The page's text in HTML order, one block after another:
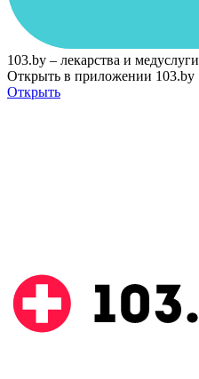
103.by – лекарства и медуслуги
Открыть в приложении 103.by
Открыть